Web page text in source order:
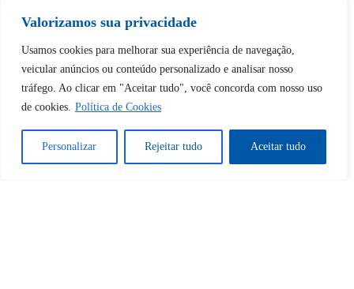
Valorizamos sua privacidade
Usamos cookies para melhorar sua experiência de navegação,
veicular anúncios ou conteúdo personalizado e analisar nosso
tráfego. Ao clicar em "Aceitar tudo", você concorda com nosso uso
de cookies. Política de Cookies
Personalizar Rejeitar tudo Aceitar tudo
Tem certeza de que deseja
desbloquear esta publicação?